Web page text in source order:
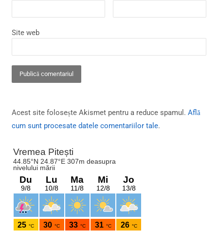
Site web
Acest site folosește Akismet pentru a reduce spamul. Află
cum sunt procesate datele comentariilor tale.